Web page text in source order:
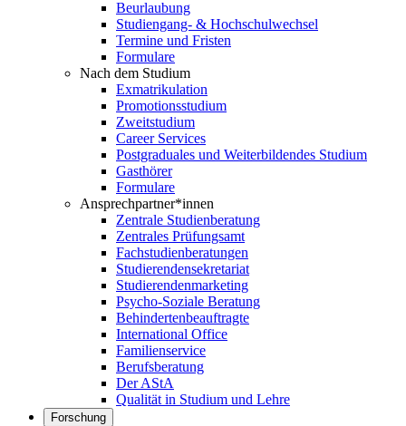
Beurlaubung
Studiengang- & Hochschulwechsel
Termine und Fristen
Formulare
Nach dem Studium
Exmatrikulation
Promotionsstudium
Zweitstudium
Career Services
Postgraduales und Weiterbildendes Studium
Gasthörer
Formulare
Ansprechpartner*innen
Zentrale Studienberatung
Zentrales Prüfungsamt
Fachstudienberatungen
Studierendensekretariat
Studierendenmarketing
Psycho-Soziale Beratung
Behindertenbeauftragte
International Office
Familienservice
Berufsberatung
Der AStA
Qualität in Studium und Lehre
Forschung